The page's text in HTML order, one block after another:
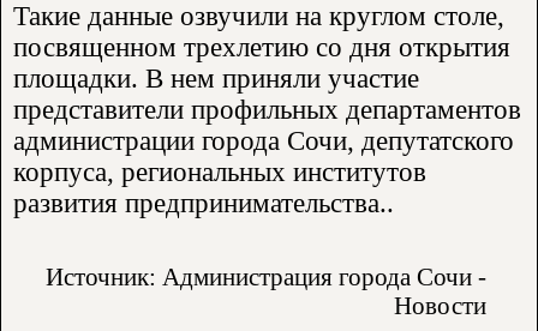
Такие данные озвучили на круглом столе,
посвященном трехлетию со дня открытия
площадки. В нем приняли участие
представители профильных департаментов
администрации города Сочи, депутатского
корпуса, региональных институтов
развития предпринимательства..
Источник: Администрация города Сочи -
Новости